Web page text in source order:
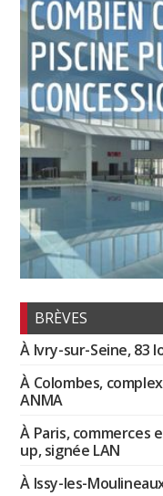
BRÈVES
À Ivry-sur-Seine, 83
À Colombes,
ANMA
À Paris, commerces
up, signée LAN
À Issy-les-